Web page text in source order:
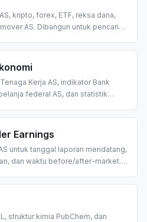
kripto, forex, ETF, reksa dana,
AS. Dibangun untuk pencarian
Kerja AS, indikator Bank
federal AS, dan statistik
AI.
Earnings
untuk tanggal laporan mendatang,
dan waktu before/after-market.
struktur kimia PubChem, dan